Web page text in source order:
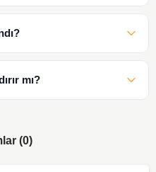
mı?
(0)